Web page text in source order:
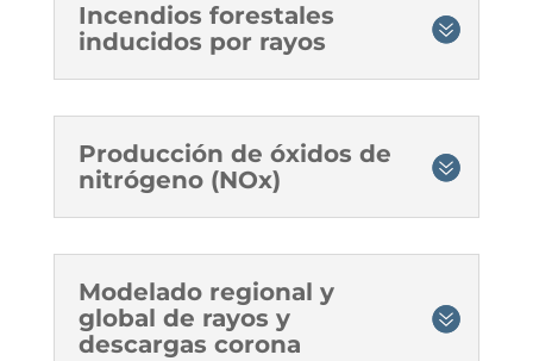
Incendios forestales
inducidos por rayos
Producción de óxidos de
nitrógeno (NOx)
Modelado regional y
global de rayos y
descargas corona